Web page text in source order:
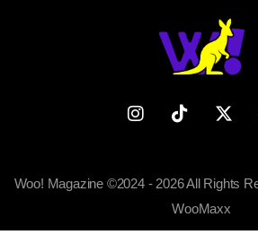
Woo! Magazine ©2024 - 2026 All Rights
WooMaxx